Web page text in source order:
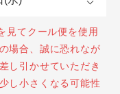
見てクール便を使用
場合、誠に恐れなが
し引かせていただき
し小さくなる可能性